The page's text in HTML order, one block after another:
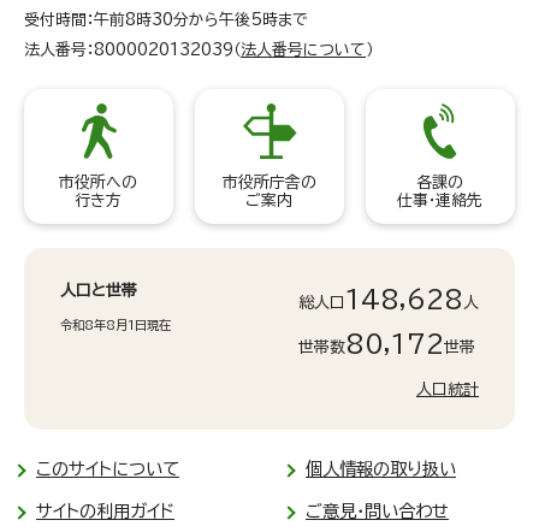
受付時間：午前8時30分から午後5時まで
法人番号：8000020132039（ 法人番号について ）
市役所への
行き方
市役所庁舎の
ご案内
各課の
仕事・連絡先
人口と世帯
令和8年8月1日現在
総人口 148,628 人
世帯数80,172世帯
人口統計
このサイトについて 個人情報の取り扱い
サイトの利用ガイド ご意見・問い合わせ